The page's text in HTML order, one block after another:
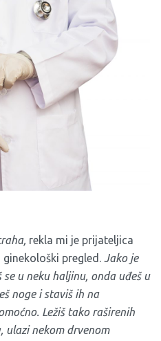
rekla mi je prijateljica
pregled. Jako je
se u neku haljinu, onda uđeš u
noge i staviš ih na
Ležiš tako raširenih
ulazi nekom drvenom